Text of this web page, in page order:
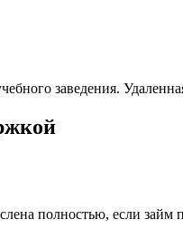
заведения.
полностью, если займ